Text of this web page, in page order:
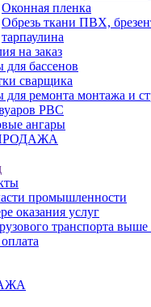
Оконная пленка
Обрезь ткани ПВХ,
тарпаулина
на заказ
для бассенов
сварщика
для ремонта монтажа и
РВС
ангары
промышленности
оказания услуг
транспорта